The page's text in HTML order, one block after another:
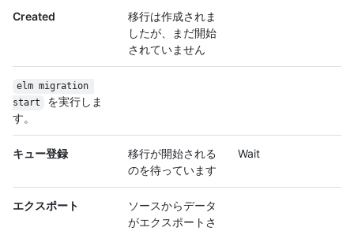
Created
移行は作成されま
したが、まだ開始
されていません
elm migration
start
を実行しま
す。
キュー登録
移行が開始される
のを待っています
Wait
エクスポート
ソースからデータ
がエクスポートさ